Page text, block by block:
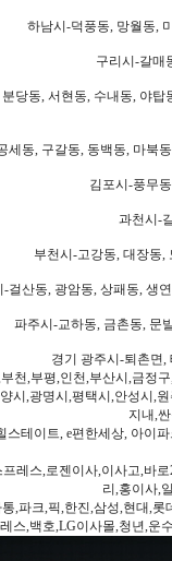
하남시-덕풍동, 망월동,
구리시-갈매
당동, 서현동, 수내동, 야
세동, 구갈동, 동백동, 마북
김포시-풍무
과천시-
부천시-고강동, 대장동,
-걸산동, 광암동, 상패동, 생
파주시-교하동, 금촌동, 문
경기 광주시-퇴촌면,
천,부평,인천,부산시,금
시,광명시,평택시,안성시,
지내,
테이트, e편한세상, 아이
레스,로젠이사,이사고,바
리,홍이사,
,파크,픽,한진,삼성,현대,
스,백호,LG이사몰,청년,운